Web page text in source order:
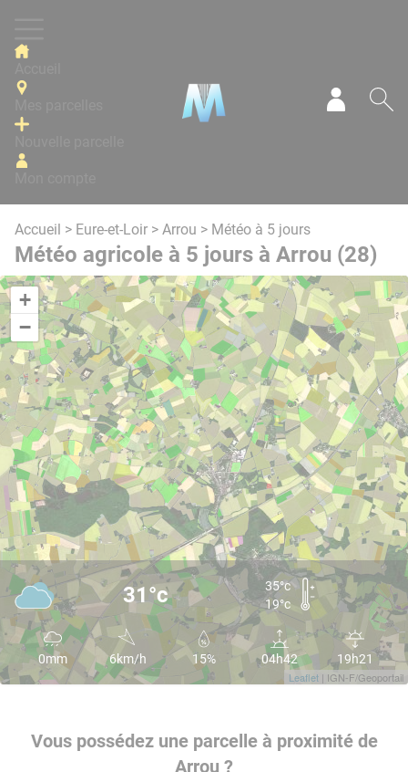
Accueil > Eure-et-Loir > Arrou > Météo à 5 jours
Météo agricole à 5 jours à Arrou (28)
+
−
Leaflet | IGN-F/Geoportail
31°c
35°c
19°c
0mm 6km/h 15% 04h42 19h21
Vous possédez une parcelle à proximité de
Arrou ?